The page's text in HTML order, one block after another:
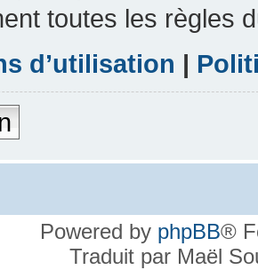
toutes les règles
d’utilisation |
Powered by phpBB®
Traduit par Maël